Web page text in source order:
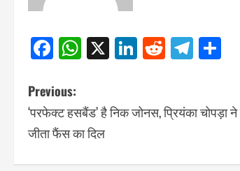
Facebook
WhatsApp
X LinkedIn
Reddit
Previous:
‘परफेक्ट हसबैंड’ है निक जोनस, प्रियंका चोपड़ा
जीता फैंस का दिल